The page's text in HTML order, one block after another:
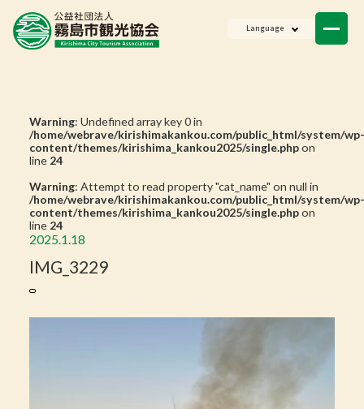
Language
Warning: Undefined array key 0 in
/home/webrave/kirishimakankou.com/public_html/system/wp-
content/themes/kirishima_kankou2025/single.phpon
line 24
Warning: Attempt to read property "cat_name" on null in
/home/webrave/kirishimakankou.com/public_html/system/wp-
content/themes/kirishima_kankou2025/single.phpon
line 24
2025.1.18
IMG_3229